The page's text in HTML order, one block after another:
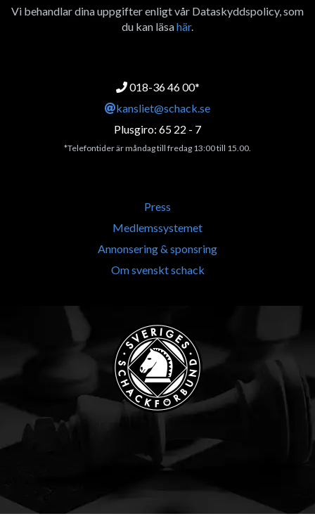
Vi behandlar dina uppgifter enligt vår Dataskyddspolicy, som
du kan läsahär.
018-36 46 00*
kansliet@schack.se
Plusgiro: 65 22 - 7
*Telefontider är måndag till fredag 13:00 till 15.00.
Press
Medlemssystemet
Annonsering & sponsring
Om svenskt schack